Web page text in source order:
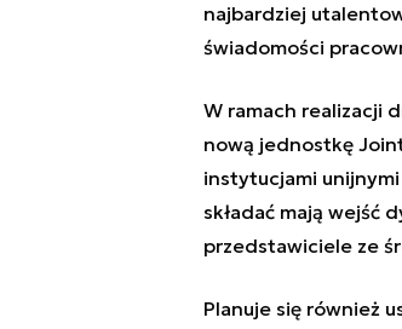
najbardziej
świadomości
W ramach realizacji
nową jednostkę
instytucjami
składać mają wejść
przedstawiciele ze
Planuje się również